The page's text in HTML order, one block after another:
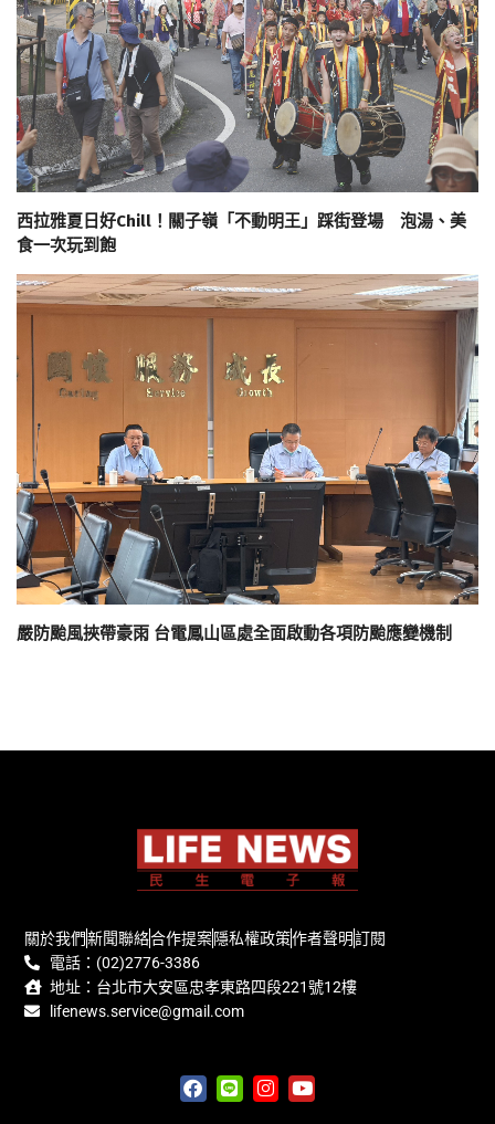
西拉雅夏日好Chill！關子嶺「不動明王」踩街登場 泡湯、美
食一次玩到飽
嚴防颱風挾帶豪雨 台電鳳山區處全面啟動各項防颱應變機制
關於我們新聞聯絡合作提案隱私權政策作者聲明訂閱
電話：(02)2776-3386
地址：台北市大安區忠孝東路四段221號12樓
lifenews.service@gmail.com